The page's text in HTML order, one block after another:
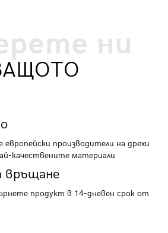
ни
европейски производители на дрехи
качествените материали
връщане
продукт в 14-дневен срок от